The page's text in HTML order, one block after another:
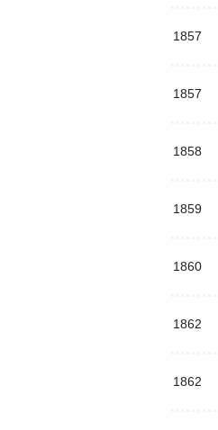
1857
1857
1858
1859
1860
1862
1862